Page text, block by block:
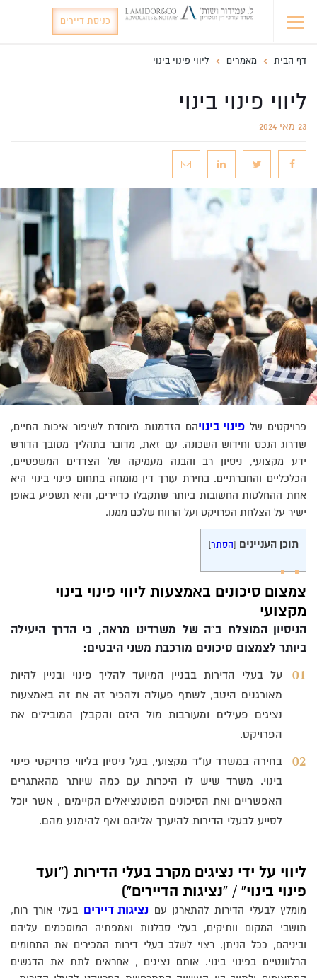
כניסת דיירים
דף הבית מאמרים ליווי פינוי בינוי
ליווי פינוי בינוי
23 מאי 2024
פרויקטים שלפינוי בינויהם הזדמנות מיוחדת לשיפור איכות החיים,
שדרוג הנכס וחידוש השכונה. עם זאת, מדובר בתהליך מסובך הדורש
ידע מקצועי, ניסיון רב והבנה מעמיקה של הצדדים המשפטיים,
הכלכליים והחברתיים. בחירת עורך דין מומחה בתחום פינוי בינוי היא
אחת ההחלטות החשובות ביותר שתקבלו כדיירים, והיא תשפיע באופן
ישיר על הצלחת הפרויקט ועל הרווח שלכם ממנו.
תוכן העניינים [הסתר]
צמצום סיכונים באמצעות ליווי פינוי בינוי
מקצועי
הניסיון המוצלח ב”ה של משרדינו מראה, כי הדרך היעילה
ביותר לצמצום סיכונים מורכבת משני היבטים:
על בעלי הדירות בבניין המיועד להליך פינוי ובניין להיות
מאורגנים היטב, לשתף פעולה ולהכיר זה את זה באמצעות
נציגים פעילים ומעורבות מול היזם והקבלן המובילים את
הפרויקט.
בחירה במשרד עו”ד מקצועי, בעל ניסיון בליווי פרויקטי פינוי
בינוי. משרד שיש לו היכרות עם כמה שיותר מהאתגרים
האפשריים ואת הסיכונים הפוטנציאלים הקיימים , אשר יוכל
לסייע לבעלי הדירות להיערך אליהם ואף להימנע מהם.
ליווי על ידי נציגים מקרב בעלי הדירות (“ועד
פינוי בינוי” / “נציגות הדיירים”)
מומלץ לבעלי הדירות להתארגן עםנציגות דיירים בעלי אורך רוח,
תושבי המקום וותיקים, בעלי סבלנות ואמפתיה המוסכמים עליהם
וביניהם, ככל הניתן, רצוי לשלב בעלי דירות המכירים את התחומים
הרלוונטיים בפינוי בינוי. אותם נציגים , אחראים לתת את הדגשים